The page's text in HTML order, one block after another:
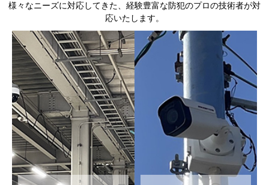
様々なニーズに対応してきた、経験豊富な防犯のプロの技術者が対
応いたします。